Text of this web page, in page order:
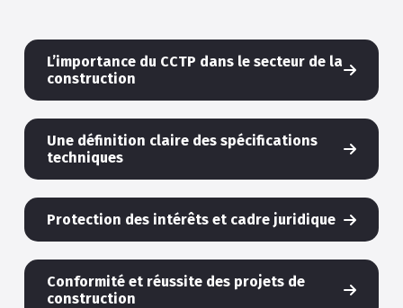
L’importance du CCTP dans le secteur de la
construction
Une définition claire des spécifications
techniques
Protection des intérêts et cadre juridique
Conformité et réussite des projets de
construction